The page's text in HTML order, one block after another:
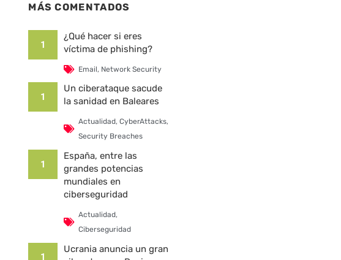
MÁS COMENTADOS
1
¿Qué hacer si eres
víctima de phishing?
Email, Network Security
1
Un ciberataque sacude
la sanidad en Baleares
Actualidad, CyberAttacks,
Security Breaches
1
España, entre las
grandes potencias
mundiales en
ciberseguridad
Actualidad,
Ciberseguridad
1
Ucrania anuncia un gran